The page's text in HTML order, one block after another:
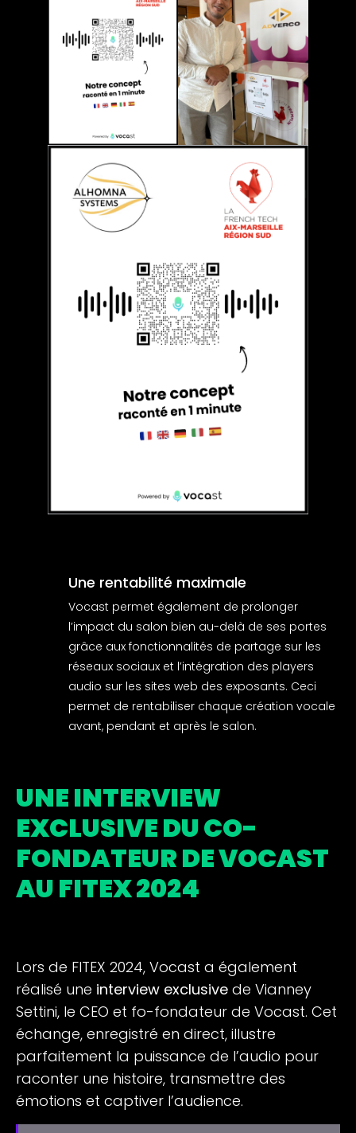
Une rentabilité maximale
Vocast permet également de prolonger
l’impact du salon bien au-delà de ses portes
grâce aux fonctionnalités de partage sur les
réseaux sociaux et l’intégration des players
audio sur les sites web des exposants. Ceci
permet de rentabiliser chaque création vocale
avant, pendant et après le salon.
UNE INTERVIEW
EXCLUSIVE DU CO-
FONDATEUR DE VOCAST
AU FITEX 2024
Lors de FITEX 2024, Vocast a également
réalisé une interview exclusive de Vianney
Settini, le CEO et fo-fondateur de Vocast. Cet
échange, enregistré en direct, illustre
parfaitement la puissance de l’audio pour
raconter une histoire, transmettre des
émotions et captiver l’audience.